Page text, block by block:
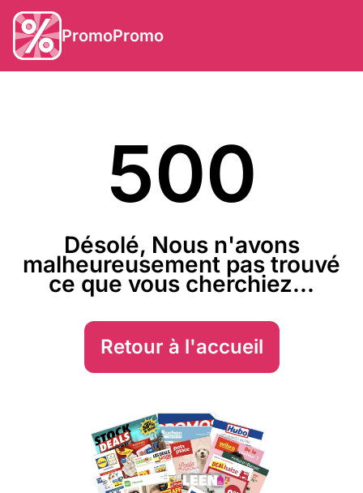
PromoPromo
500
Désolé, Nous n'avons
malheureusement pas trouvé
ce que vous cherchiez...
Retour à l'accueil